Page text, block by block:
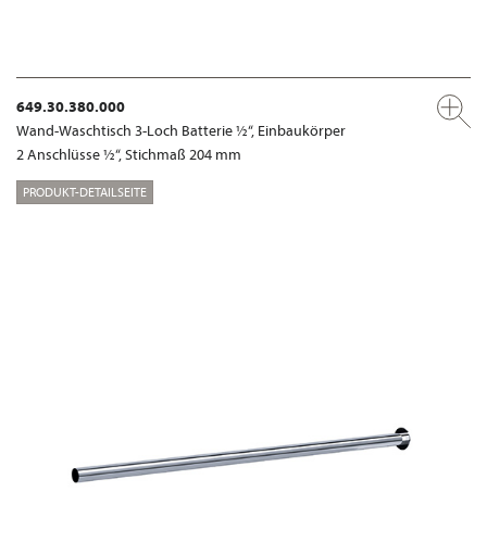
649.30.380.000
Wand-Waschtisch 3-Loch Batterie ½“, Einbaukörper
2 Anschlüsse ½“, Stichmaß 204 mm
PRODUKT-DETAILSEITE